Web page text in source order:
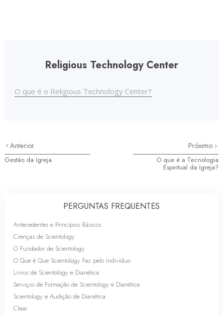
Religious Technology Center
O que é o Religious Technology Center?
Anterior
Gestão da Igreja
Próximo
O que é a Tecnologia
Espiritual da Igreja?
PERGUNTAS FREQUENTES
Antecedentes e Princípios Básicos
Crenças de Scientology
O Fundador de Scientology
O Que é Que Scientology Faz pelo Indivíduo
Livros de Scientology e Dianética
Serviços de Formação de Scientology e Dianética
Scientology e Audição de Dianética
Clear